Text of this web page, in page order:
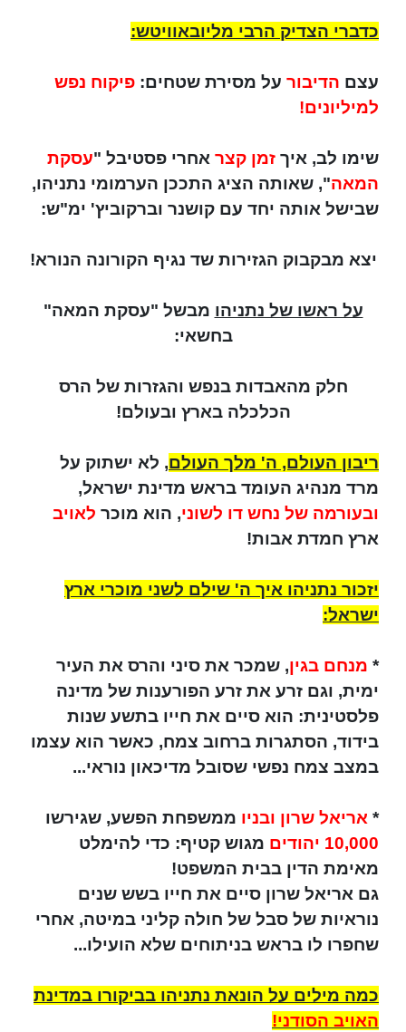
כדברי הצדיק הרבי מליובאוויטש:
עצם הדיבור על מסירת שטחים: פיקוח נפש
למיליונים!
שימו לב, איך זמן קצר אחרי פסטיבל "עסקת
המאה", שאותה הציג התככן הערמומי נתניהו,
שבישל אותה יחד עם קושנר וברקוביץ' ימ"ש:
יצא מבקבוק הגזירות שד נגיף הקורונה הנורא!
על ראשו של נתניהו מבשל "עסקת המאה"
בחשאי:
חלק מהאבדות בנפש והגזרות של הרס
הכלכלה בארץ ובעולם!
ריבון העולם, ה' מלך העולם, לא ישתוק על
מרד מנהיג העומד בראש מדינת ישראל,
ובעורמה של נחש דו לשוני, הוא מוכר לאויב
ארץ חמדת אבות!
יזכור נתניהו איך ה' שילם לשני מוכרי ארץ
ישראל:
* מנחם בגין, שמכר את סיני והרס את העיר
ימית, וגם זרע את זרע הפורענות של מדינה
פלסטינית: הוא סיים את חייו בתשע שנות
בידוד, הסתגרות ברחוב צמח, כאשר הוא עצמו
במצב צמח נפשי שסובל מדיכאון נוראי...
* אריאל שרון ובניו ממשפחת הפשע, שגירשו
10,000 יהודים
מגוש קטיף: כדי להימלט
מאימת הדין בבית המשפט!
גם אריאל שרון סיים את חייו בשש שנים
נוראיות של סבל של חולה קליני במיטה, אחרי
שחפרו לו בראש בניתוחים שלא הועילו...
כמה מילים על הונאת נתניהו בביקורו במדינת
האויב הסודני!